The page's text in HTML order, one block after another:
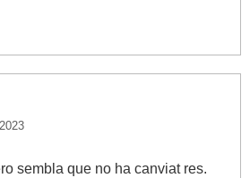
sembla que no ha canviat res.